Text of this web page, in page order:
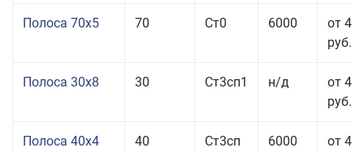
Полоса 70x5 70 Ст0 6000
от 45
руб.
Полоса 30x8 30 Ст3сп1 н/д
от 44
руб.
Полоса 40x4 40 Ст3сп 6000
от 43